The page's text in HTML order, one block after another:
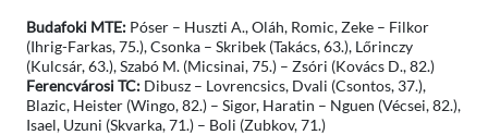
Budafoki MTE: Póser – Huszti A., Oláh, Romic, Zeke – Filkor
(Ihrig-Farkas, 75.), Csonka – Skribek (Takács, 63.), Lőrinczy
(Kulcsár, 63.), Szabó M. (Micsinai, 75.) – Zsóri (Kovács D., 82.)
Ferencvárosi TC: Dibusz – Lovrencsics, Dvali (Csontos, 37.),
Blazic, Heister (Wingo, 82.) – Sigor, Haratin – Nguen (Vécsei, 82.),
Isael, Uzuni (Skvarka, 71.) – Boli (Zubkov, 71.)